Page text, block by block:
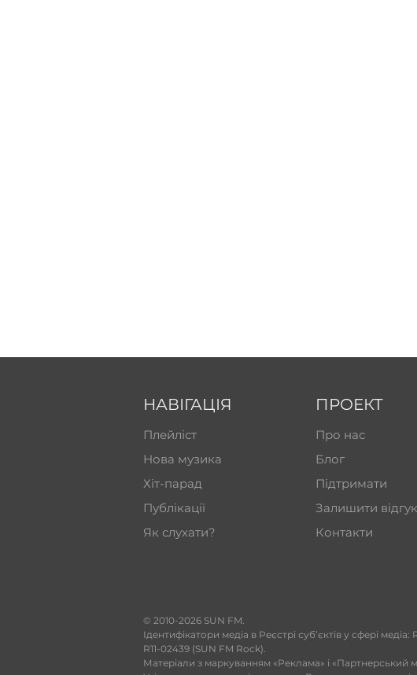
НАВІГАЦІЯ
Плейліст
Нова музика
Хіт-парад
Публікації
Як слухати?
ПРОЕКТ
Про нас
Блог
Підтримати
Залишити відгук
Контакти
​© 2010-2026 SUN FM.
Ідентифікатори медіа в Реєстрі суб’єктів у сфері медіа:
R11-02439 (SUN FM Rock).
Матеріали з маркуванням «Реклама» і «Партнерський